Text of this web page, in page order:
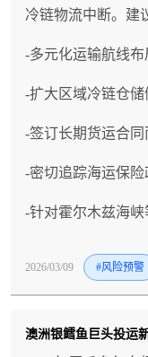
冷链物流中断。建
-多元化运输航线布
-扩大区域冷链仓储
-签订长期货运合
-密切追踪海运保
-针对霍尔木兹海
2026/03/09 #风险预警
澳洲银鳕鱼巨头投运